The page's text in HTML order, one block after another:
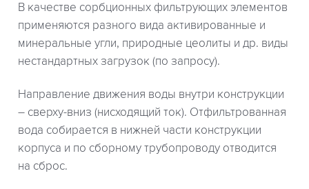
В качестве сорбционных фильтрующих элементов
применяются разного вида активированные и
минеральные угли, природные цеолиты и др. виды
нестандартных загрузок (по запросу).
Направление движения воды внутри конструкции
– сверху-вниз (нисходящий ток). Отфильтрованная
вода собирается в нижней части конструкции
корпуса и по сборному трубопроводу отводится
на сброс.